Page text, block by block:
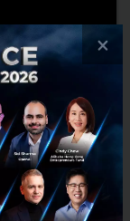
app
their apps
app to yield good
×